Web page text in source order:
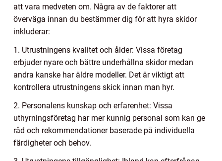
att vara medveten om. Några av de faktorer att
överväga innan du bestämmer dig för att hyra skidor
inkluderar:
1. Utrustningens kvalitet och ålder: Vissa företag
erbjuder nyare och bättre underhållna skidor medan
andra kanske har äldre modeller. Det är viktigt att
kontrollera utrustningens skick innan man hyr.
2. Personalens kunskap och erfarenhet: Vissa
uthyrningsföretag har mer kunnig personal som kan ge
råd och rekommendationer baserade på individuella
färdigheter och behov.